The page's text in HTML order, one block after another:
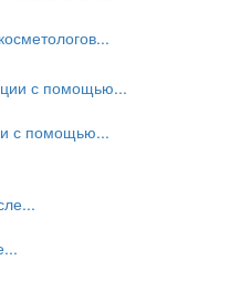
с помощью...